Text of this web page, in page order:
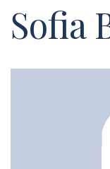
Sofia